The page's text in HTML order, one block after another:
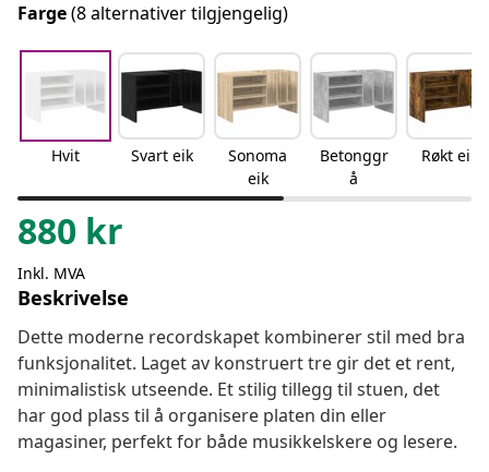
Farge(8 alternativer tilgjengelig)
Hvit Svart eik
Sonoma
eik
Betonggr
å
Røkt eik
880 kr
Inkl. MVA
Beskrivelse
Dette moderne recordskapet kombinerer stil med bra
funksjonalitet. Laget av konstruert tre gir det et rent,
minimalistisk utseende. Et stilig tillegg til stuen, det
har god plass til å organisere platen din eller
magasiner, perfekt for både musikkelskere og lesere.